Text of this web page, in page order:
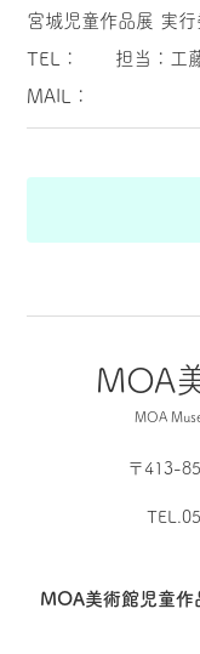
宮城児童作品展 実行
TEL： 担当：工
MAIL：
MOA
MOA
〒413-
MOA美術館児童作